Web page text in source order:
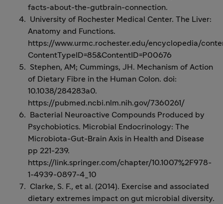
facts-about-the-gutbrain-connection.
University of Rochester Medical Center. The Liver:
Anatomy and Functions.
https://www.urmc.rochester.edu/encyclopedia/
ContentTypeID=85&ContentID=P00676
Stephen, AM; Cummings, JH. Mechanism of Action
of Dietary Fibre in the Human Colon. doi:
10.1038/284283a0.
https://pubmed.ncbi.nlm.nih.gov/7360261/
Bacterial Neuroactive Compounds Produced by
Psychobiotics. Microbial Endocrinology: The
Microbiota-Gut-Brain Axis in Health and Disease
pp 221-239.
https://link.springer.com/chapter/10.1007%2F978-
1-4939-0897-4_10
Clarke, S. F., et al. (2014). Exercise and associated
dietary extremes impact on gut microbial diversity.